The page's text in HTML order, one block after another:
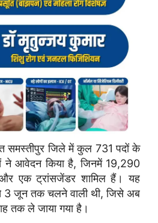
समस्तीपुरजिलेमेंकुल 731पदोंके
ने आवेदनकियाहै,जिनमें 19,290
एकट्रांसजेंडरशामिलहैं।यह
3जूनतकचलनेवालीथी,जिसेअब
तकलेजायागयाहै।